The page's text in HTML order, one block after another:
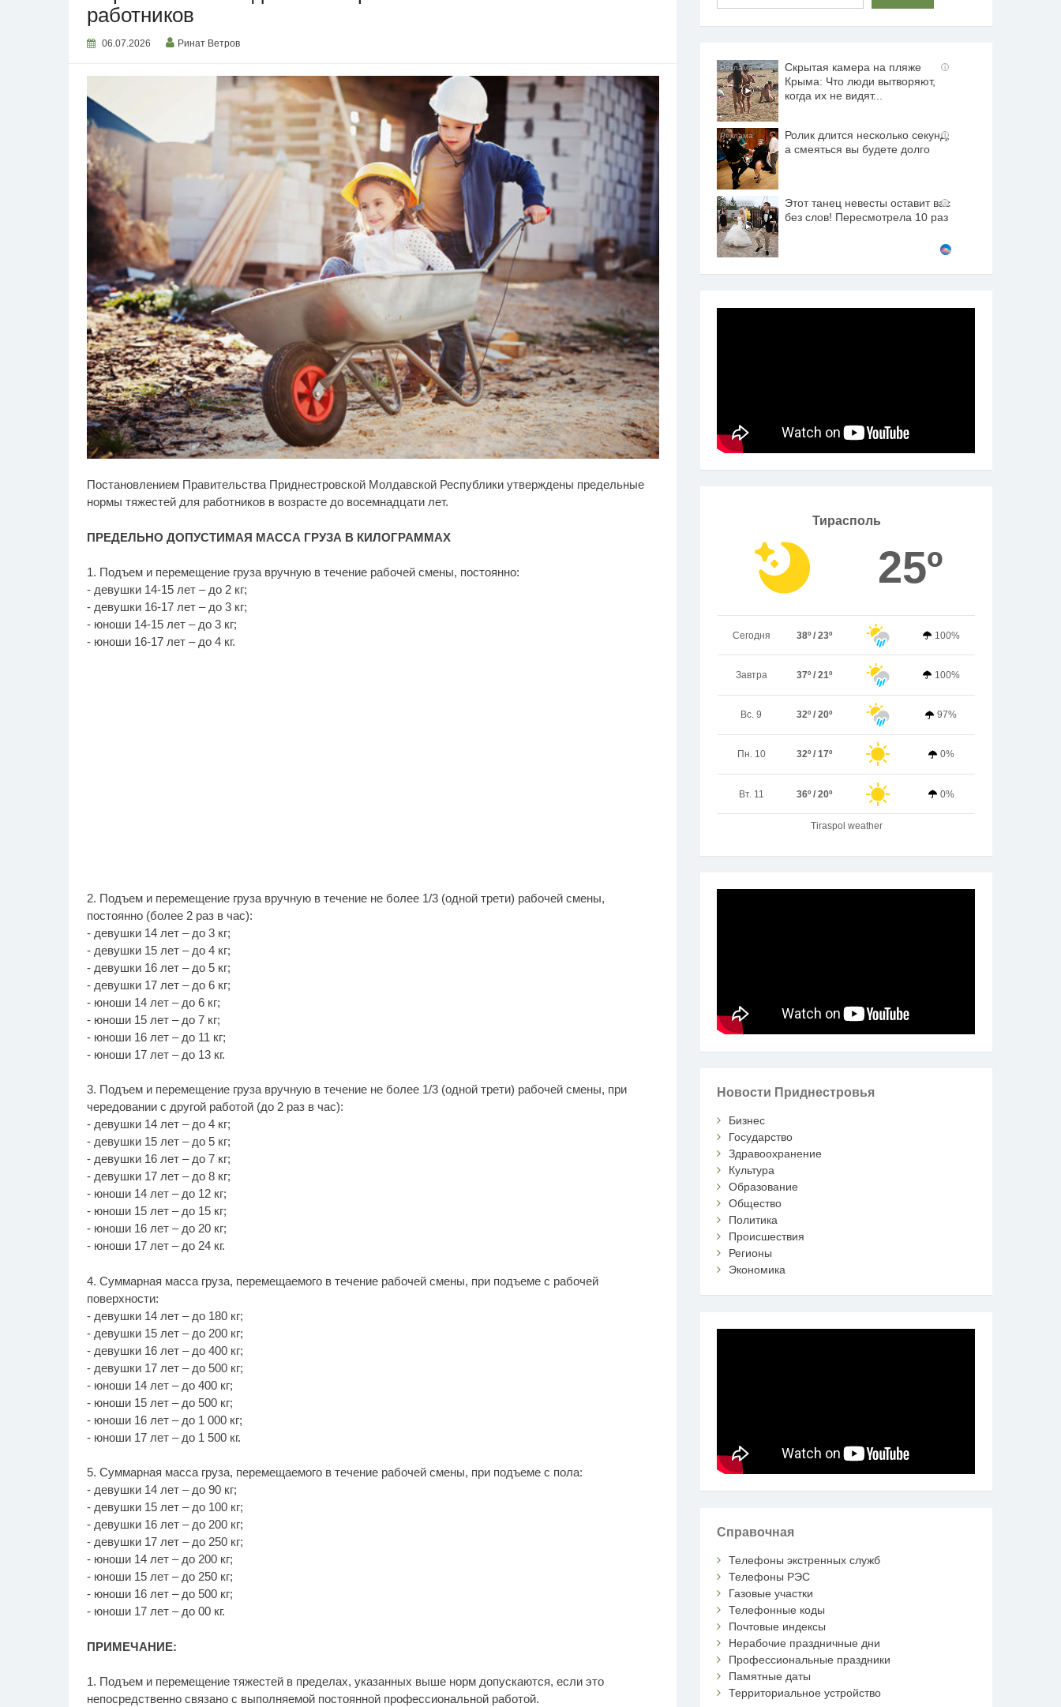
работников
06.07.2026 Ринат Ветров
Постановлением Правительства Приднестровской Молдавской Республики утверждены предельные
нормы тяжестей для работников в возрасте до восемнадцати лет.
ПРЕДЕЛЬНО ДОПУСТИМАЯ МАССА ГРУЗА В КИЛОГРАММАХ
1. Подъем и перемещение груза вручную в течение рабочей смены, постоянно:
- девушки 14-15 лет – до 2 кг;
- девушки 16-17 лет – до 3 кг;
- юноши 14-15 лет – до 3 кг;
- юноши 16-17 лет – до 4 кг.
2. Подъем и перемещение груза вручную в течение не более 1/3 (одной трети) рабочей смены,
постоянно (более 2 раз в час):
- девушки 14 лет – до 3 кг;
- девушки 15 лет – до 4 кг;
- девушки 16 лет – до 5 кг;
- девушки 17 лет – до 6 кг;
- юноши 14 лет – до 6 кг;
- юноши 15 лет – до 7 кг;
- юноши 16 лет – до 11 кг;
- юноши 17 лет – до 13 кг.
3. Подъем и перемещение груза вручную в течение не более 1/3 (одной трети) рабочей смены, при
чередовании с другой работой (до 2 раз в час):
- девушки 14 лет – до 4 кг;
- девушки 15 лет – до 5 кг;
- девушки 16 лет – до 7 кг;
- девушки 17 лет – до 8 кг;
- юноши 14 лет – до 12 кг;
- юноши 15 лет – до 15 кг;
- юноши 16 лет – до 20 кг;
- юноши 17 лет – до 24 кг.
4. Суммарная масса груза, перемещаемого в течение рабочей смены, при подъеме с рабочей
поверхности:
- девушки 14 лет – до 180 кг;
- девушки 15 лет – до 200 кг;
- девушки 16 лет – до 400 кг;
- девушки 17 лет – до 500 кг;
- юноши 14 лет – до 400 кг;
- юноши 15 лет – до 500 кг;
- юноши 16 лет – до 1 000 кг;
- юноши 17 лет – до 1 500 кг.
5. Суммарная масса груза, перемещаемого в течение рабочей смены, при подъеме с пола:
- девушки 14 лет – до 90 кг;
- девушки 15 лет – до 100 кг;
- девушки 16 лет – до 200 кг;
- девушки 17 лет – до 250 кг;
- юноши 14 лет – до 200 кг;
- юноши 15 лет – до 250 кг;
- юноши 16 лет – до 500 кг;
- юноши 17 лет – до 00 кг.
ПРИМЕЧАНИЕ:
1. Подъем и перемещение тяжестей в пределах, указанных выше норм допускаются, если это
непосредственно связано с выполняемой постоянной профессиональной работой.
i
Скрытая камера на пляже
Крыма: Что люди вытворяют,
когда их не видят...
i
Ролик длится несколько секунд,
а смеяться вы будете долго
i
Этот танец невесты оставит вас
без слов! Пересмотрела 10 раз
Тирасполь
25º
Сегодня 38º / 23º 100%
Завтра 37º / 21º 100%
Вс. 9 32º / 20º 97%
Пн. 10 32º / 17º 0%
Вт. 11 36º / 20º 0%
Tiraspol weather
Новости Приднестровья
Бизнес
Государство
Здравоохранение
Культура
Образование
Общество
Политика
Происшествия
Регионы
Экономика
Справочная
Телефоны экстренных служб
Телефоны РЭС
Газовые участки
Телефонные коды
Почтовые индексы
Нерабочие праздничные дни
Профессиональные праздники
Памятные даты
Территориальное устройство
секунд, но вы будете в
шоке от увиденного
будете смеяться долго
вернуть в магазин